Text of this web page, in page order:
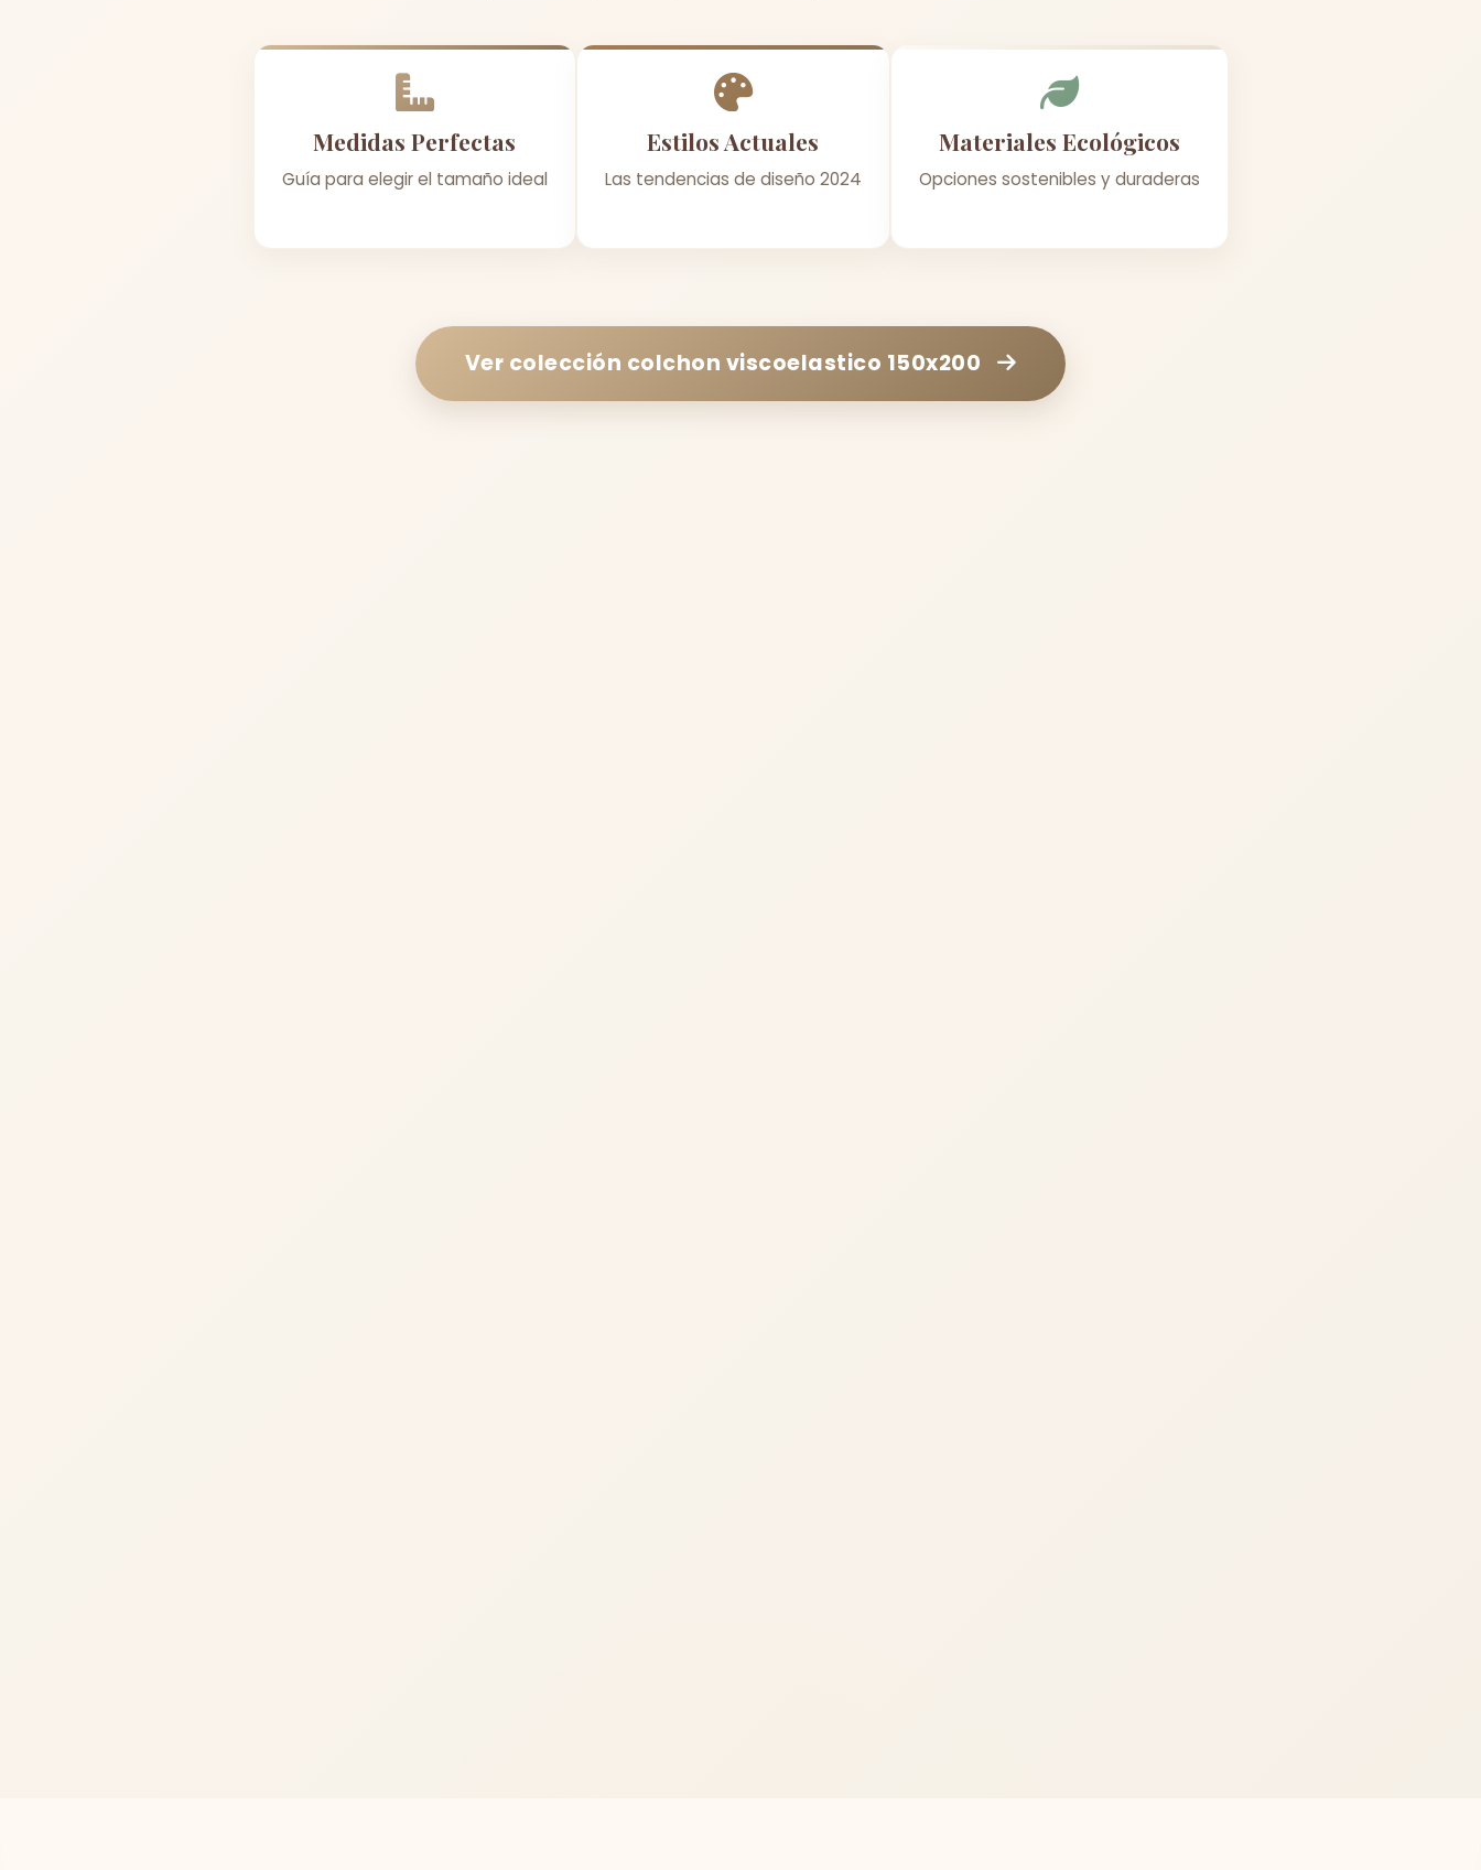
Medidas Perfectas
Guía para elegir el tamaño ideal
Estilos Actuales
Las tendencias de diseño 2024
Materiales Ecológicos
Opciones sostenibles y duraderas
Ver colección colchon viscoelastico 150x200